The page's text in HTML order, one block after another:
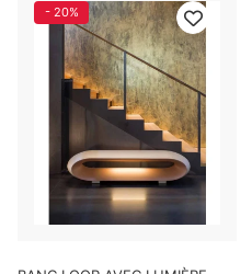
- 20%